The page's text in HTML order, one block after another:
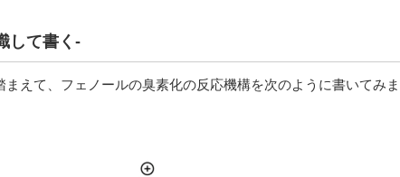
して書く-
えて、フェノールの臭素化の反応機構を次のように書いてみま